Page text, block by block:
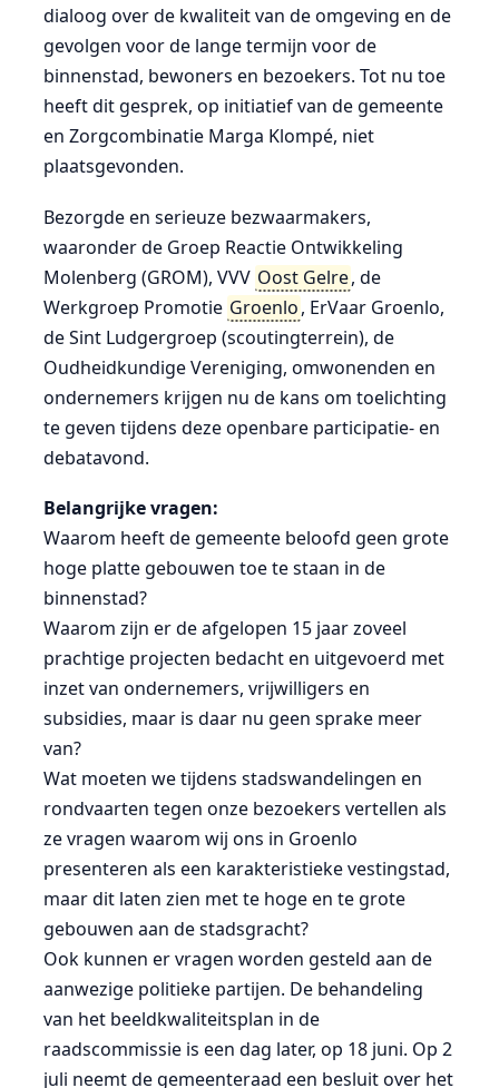
dialoog over de kwaliteit van de omgeving en de
gevolgen voor de lange termijn voor de
binnenstad, bewoners en bezoekers. Tot nu toe
heeft dit gesprek, op initiatief van de gemeente
en Zorgcombinatie Marga Klompé, niet
plaatsgevonden.
Bezorgde en serieuze bezwaarmakers,
waaronder de Groep Reactie Ontwikkeling
Molenberg (GROM), VVV Oost Gelre, de
Werkgroep Promotie Groenlo, ErVaar Groenlo,
de Sint Ludgergroep (scoutingterrein), de
Oudheidkundige Vereniging, omwonenden en
ondernemers krijgen nu de kans om toelichting
te geven tijdens deze openbare participatie- en
debatavond.
Belangrijke vragen:
Waarom heeft de gemeente beloofd geen grote
hoge platte gebouwen toe te staan in de
binnenstad?
Waarom zijn er de afgelopen 15 jaar zoveel
prachtige projecten bedacht en uitgevoerd met
inzet van ondernemers, vrijwilligers en
subsidies, maar is daar nu geen sprake meer
van?
Wat moeten we tijdens stadswandelingen en
rondvaarten tegen onze bezoekers vertellen als
ze vragen waarom wij ons in Groenlo
presenteren als een karakteristieke vestingstad,
maar dit laten zien met te hoge en te grote
gebouwen aan de stadsgracht?
Ook kunnen er vragen worden gesteld aan de
aanwezige politieke partijen. De behandeling
van het beeldkwaliteitsplan in de
raadscommissie is een dag later, op 18 juni. Op 2
juli neemt de gemeenteraad een besluit over het